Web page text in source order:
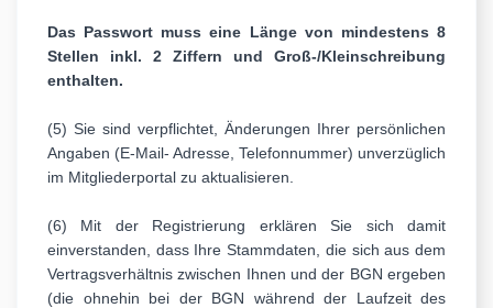
Das Passwort muss eine Länge von mindestens 8
Stellen inkl. 2 Ziffern und Groß-/Kleinschreibung
enthalten.
(5) Sie sind verpflichtet, Änderungen Ihrer persönlichen
Angaben (E-Mail- Adresse, Telefonnummer) unverzüglich
im Mitgliederportal zu aktualisieren.
(6) Mit der Registrierung erklären Sie sich damit
einverstanden, dass Ihre Stammdaten, die sich aus dem
Vertragsverhältnis zwischen Ihnen und der BGN ergeben
(die ohnehin bei der BGN während der Laufzeit des